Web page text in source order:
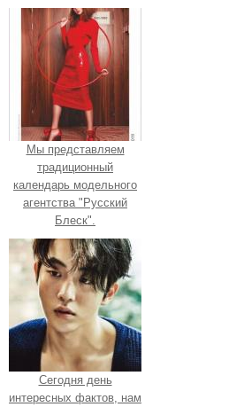
Мы представляем
традиционный
календарь модельного
агентства "Русский
Блеск".
Сегодня день
интересных фактов, нам